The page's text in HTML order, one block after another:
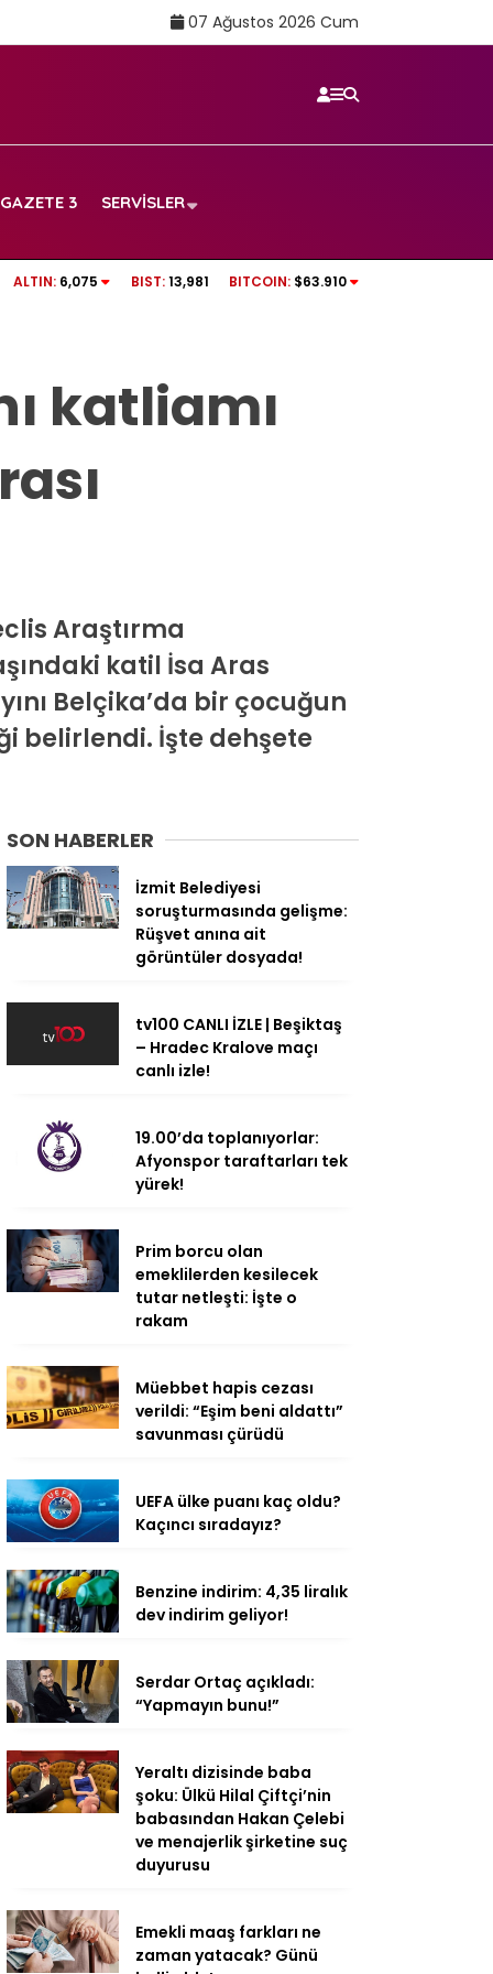
07 Ağustos 2026 Cum
GAZETE 3 SERVISLER
anına ait
tv100 CANLI İZLE | Beşiktaş – Hradec
ALTIN: 6,075 BIST: 13,981 BITCOIN: $63.910
katliamı
Araştırma
katil İsa Aras
Belçika’da bir çocuğun
belirlendi. İşte dehşete
SON HABERLER
İzmit Belediyesi
soruşturmasında gelişme:
Rüşvet anına ait
görüntüler dosyada!
tv100 CANLI İZLE | Beşiktaş
– Hradec Kralove maçı
canlı izle!
19.00’da toplanıyorlar:
Afyonspor taraftarları tek
yürek!
Prim borcu olan
emeklilerden kesilecek
tutar netleşti: İşte o
rakam
Müebbet hapis cezası
verildi: “Eşim beni aldattı”
savunması çürüdü
UEFA ülke puanı kaç oldu?
Kaçıncı sıradayız?
Benzine indirim: 4,35 liralık
dev indirim geliyor!
Serdar Ortaç açıkladı:
“Yapmayın bunu!”
Yeraltı dizisinde baba
şoku: Ülkü Hilal Çiftçi’nin
babasından Hakan Çelebi
ve menajerlik şirketine suç
duyurusu
Emekli maaş farkları ne
zaman yatacak? Günü